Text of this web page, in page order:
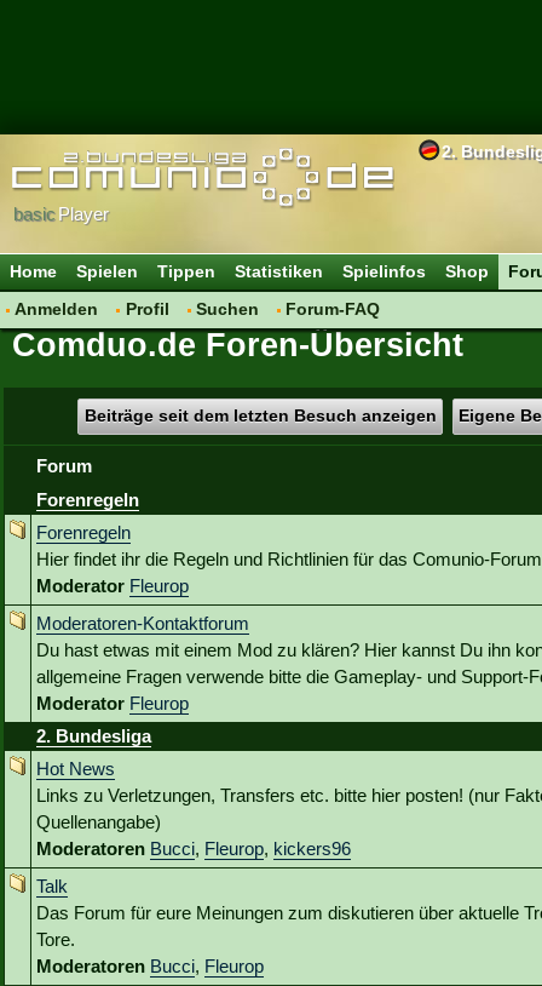
2.
basicPlayer
Home Spielen Tippen Statistiken Spielinfos Shop
Anmelden
Profil Suchen Forum-FAQ
Comduo.de Foren-Übersicht
Beiträge seit dem letzten Besuch anzeigen Eigene
Forum
Forenregeln
Forenregeln
Hier findet ihr die Regeln und Richtlinien für das Comunio-
Moderator Fleurop
Moderatoren-Kontaktforum
Du hast etwas mit einem Mod zu klären? Hier kannst Du ihn
allgemeine Fragen verwende bitte die Gameplay- und Support-
Moderator Fleurop
2. Bundesliga
Hot News
Links zu Verletzungen, Transfers etc. bitte hier posten! (nur
Quellenangabe)
Moderatoren Bucci, Fleurop, kickers96
Talk
Das Forum für eure Meinungen zum diskutieren über aktuelle
Tore.
Moderatoren Bucci, Fleurop